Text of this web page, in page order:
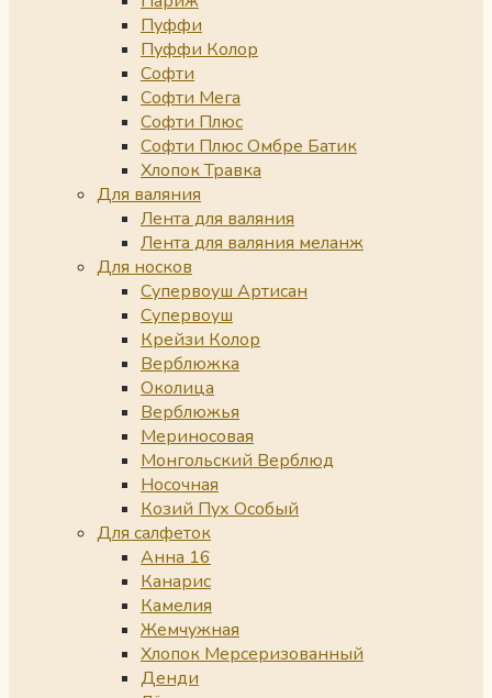
Пуффи
Пуффи Колор
Софти
Софти Мега
Софти Плюс
Софти Плюс Омбре Батик
Хлопок Травка
Для валяния
Лента для валяния
Лента для валяния меланж
Для носков
Супервоуш Артисан
Супервоуш
Крейзи Колор
Верблюжка
Околица
Верблюжья
Мериносовая
Монгольский Верблюд
Носочная
Козий Пух Особый
Для салфеток
Анна 16
Канарис
Камелия
Жемчужная
Хлопок Мерсеризованный
Денди